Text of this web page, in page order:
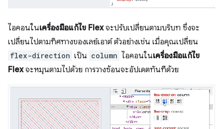
ไอคอนในเครื่องมือแก้ไข Flexจะปรับเปลี่ยนตามบริบท ซึ่งจะ
เปลี่ยนไปตามทิศทางของเลย์เอาต์ ตัวอย่างเช่น เมื่อคุณเปลี่ยน
flex-direction เป็น column ไอคอนในเครื่องมือแก้ไข
Flexจะหมุนตามไปด้วย การวางซ้อนจะอัปเดตทันทีด้วย